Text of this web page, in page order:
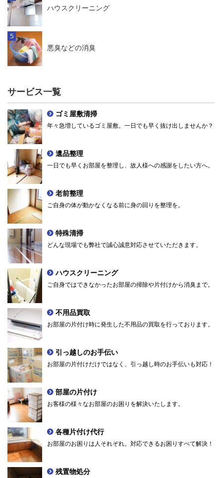
ハウスクリーニング
悪臭などの消臭
サービス一覧
ゴミ屋敷清掃
年々急増しているゴミ屋敷。一日でも早く抜け出しませんか？
遺品整理
一日でも早くお部屋を整理し、故人様への感謝をしたい方へ。
老前整理
ご自身の体が動かなくなる前に身の回りを整理を。
特殊清掃
どんな現場でも弊社で誠心誠意対応させていただきます。
ハウスクリーニング
ご自身ではできなかったお部屋の掃除や片付けから消臭まで。
不用品買取
お部屋の片付け時に発生した不用品の買取を行っております。
引っ越しのお手伝い
お部屋の片付けだけではなく、引っ越し時のお手伝いも対応！
部屋の片付け
お客様の様々なお部屋のお困りを解決いたします。
各種片付け代行
お部屋のお困りは人それぞれ。対応できるお困りすべて解決！
残置物処分